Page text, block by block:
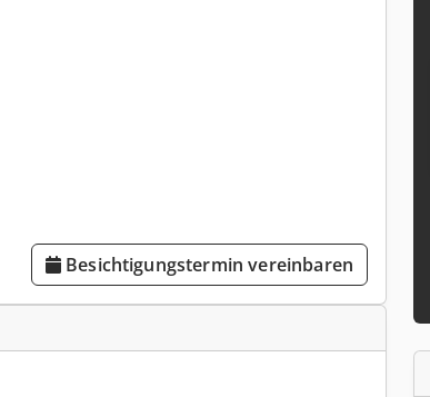
Besichtigungstermin vereinbaren